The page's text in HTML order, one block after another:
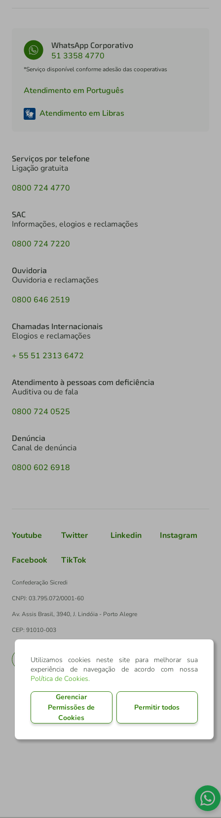
WhatsApp Corporativo
51 3358 4770
*Serviço disponível conforme adesão das cooperativas
Atendimento em Português
Atendimento em Libras
Serviços por telefone
Ligação gratuita
0800 724 4770
SAC
Informações, elogios e reclamações
0800 724 7220
Ouvidoria
Ouvidoria e reclamações
0800 646 2519
Chamadas Internacionais
Elogios e reclamações
+ 55 51 2313 6472
Atendimento à pessoas com deficiência
Auditiva ou de fala
0800 724 0525
Denúncia
Canal de denúncia
0800 602 6918
Youtube Twitter Linkedin Instagram
Facebook TikTok
Confederação Sicredi
CNPJ: 03.795.072/0001-60
Av. Assis Brasil, 3940, J. Lindóia - Porto Alegre
CEP: 91010-003
EN
Utilizamos cookies neste site para melhorar sua
experiência de navegação de acordo com nossa
Política de Cookies.
Gerenciar
Permissões de
Cookies
Permitir todos